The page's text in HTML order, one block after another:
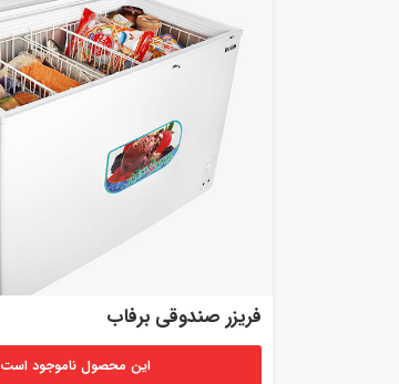
فریزر صندوقی برفاب
این محصول ناموجود است